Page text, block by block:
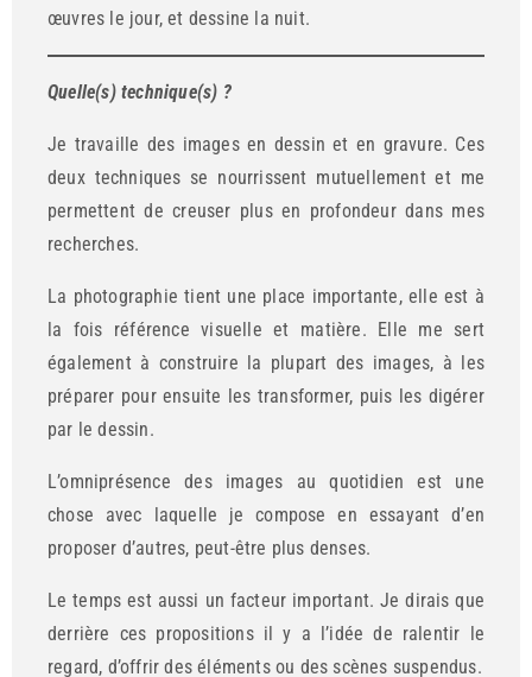
œuvres le jour, et dessine la nuit.
Quelle(s) technique(s) ?
Je travaille des images en dessin et en gravure. Ces
deux techniques se nourrissent mutuellement et me
permettent de creuser plus en profondeur dans mes
recherches.
La photographie tient une place importante, elle est à
la fois référence visuelle et matière. Elle me sert
également à construire la plupart des images, à les
préparer pour ensuite les transformer, puis les digérer
par le dessin.
L’omniprésence des images au quotidien est une
chose avec laquelle je compose en essayant d’en
proposer d’autres, peut-être plus denses.
Le temps est aussi un facteur important. Je dirais que
derrière ces propositions il y a l’idée de ralentir le
regard, d’offrir des éléments ou des scènes suspendus.